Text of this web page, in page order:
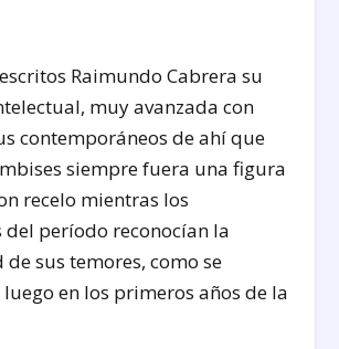
Raimundo Cabrera su
muy avanzada con
contemporáneos de ahí que
siempre fuera una figura
recelo mientras los
del período reconocían la
sus temores, como se
en los primeros años de la